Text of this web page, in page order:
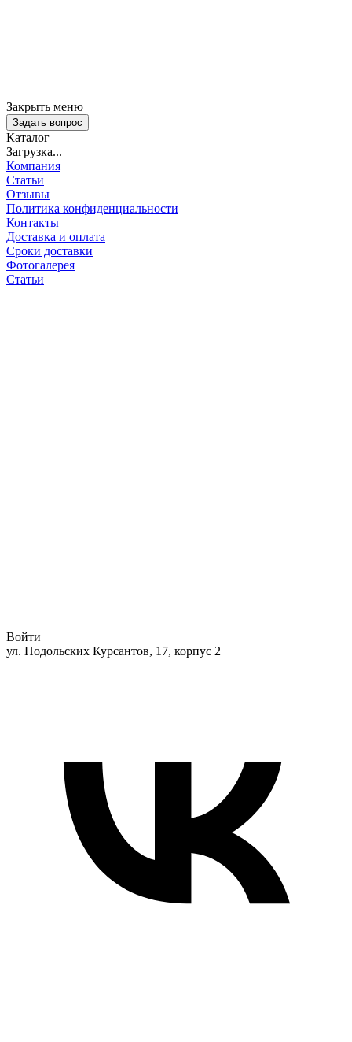
Закрыть меню
Задать вопрос
Каталог
Загрузка...
Компания
Статьи
Отзывы
Политика конфиденциальности
Контакты
Доставка и оплата
Сроки доставки
Фотогалерея
Статьи
Войти
ул. Подольских Курсантов, 17, корпус 2